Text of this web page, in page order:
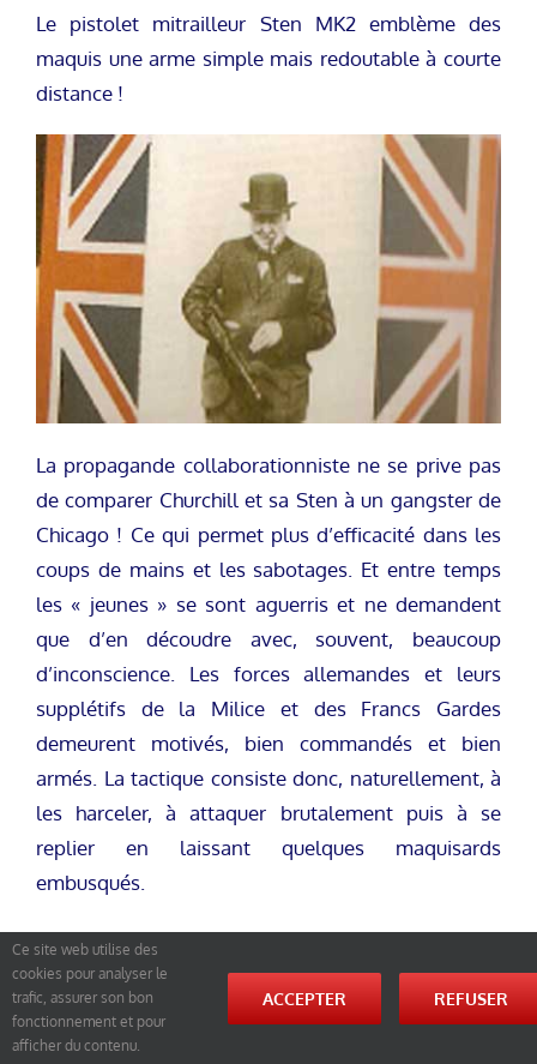
Le pistolet mitrailleur Sten MK2 emblème des
maquis une arme simple mais redoutable à courte
distance !
La propagande collaborationniste ne se prive pas
de comparer Churchill et sa Sten à un gangster de
Chicago ! Ce qui permet plus d’efficacité dans les
coups de mains et les sabotages. Et entre temps
les « jeunes » se sont aguerris et ne demandent
que d’en découdre avec, souvent, beaucoup
d’inconscience. Les forces allemandes et leurs
supplétifs de la Milice et des Francs Gardes
demeurent motivés, bien commandés et bien
armés. La tactique consiste donc, naturellement, à
les harceler, à attaquer brutalement puis à se
replier en laissant quelques maquisards
embusqués.
Cette méthode donne de bons résultats et les
troupes allemandes ne se déplacent plus sans
prendre d’importantes précautions. Plusieurs
collaborateurs et miliciens sont abattus ou
Ce site web utilise des
cookies pour analyser le
trafic, assurer son bon
fonctionnement et pour
afficher du contenu.
ACCEPTER REFUSER